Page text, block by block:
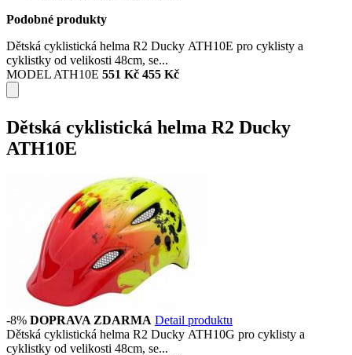
Podobné produkty
Dětská cyklistická helma R2 Ducky ATH10E pro cyklisty a
cyklistky od velikosti 48cm, se...
MODEL ATH10E 551 Kč 455 Kč
Dětská cyklistická helma R2 Ducky
ATH10E
-8% DOPRAVA ZDARMA Detail produktu
Dětská cyklistická helma R2 Ducky ATH10G pro cyklisty a
cyklistky od velikosti 48cm, se...